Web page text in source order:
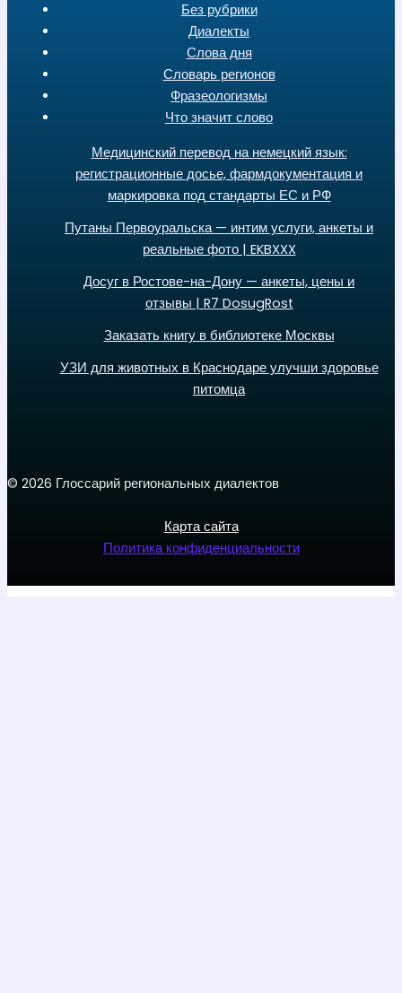
Без рубрики
Диалекты
Слова дня
Словарь регионов
Фразеологизмы
Что значит слово
Медицинский перевод на немецкий язык:
регистрационные досье, фармдокументация и
маркировка под стандарты ЕС и РФ
Путаны Первоуральска — интим услуги, анкеты и
реальные фото | EKBXXX
Досуг в Ростове-на-Дону — анкеты, цены и
отзывы | R7 DosugRost
Заказать книгу в библиотеке Москвы
УЗИ для животных в Краснодаре улучши здоровье
питомца
© 2026 Глоссарий региональных диалектов
Карта сайта
Политика конфиденциальности